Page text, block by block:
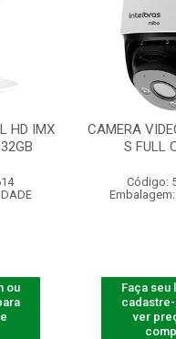
HD IMX
ou
CAMERA
S FULL
Código:
Faça seu
ver